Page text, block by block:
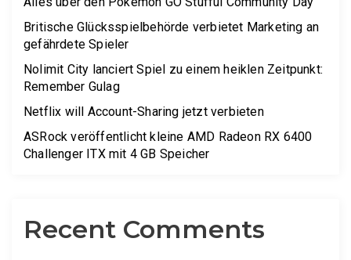
Britische Glücksspielbehörde verbietet Marketing an
gefährdete Spieler
Nolimit City lanciert Spiel zu einem heiklen Zeitpunkt:
Remember Gulag
Netflix will Account-Sharing jetzt verbieten
ASRock veröffentlicht kleine AMD Radeon RX 6400
Challenger ITX mit 4 GB Speicher
Recent Comments